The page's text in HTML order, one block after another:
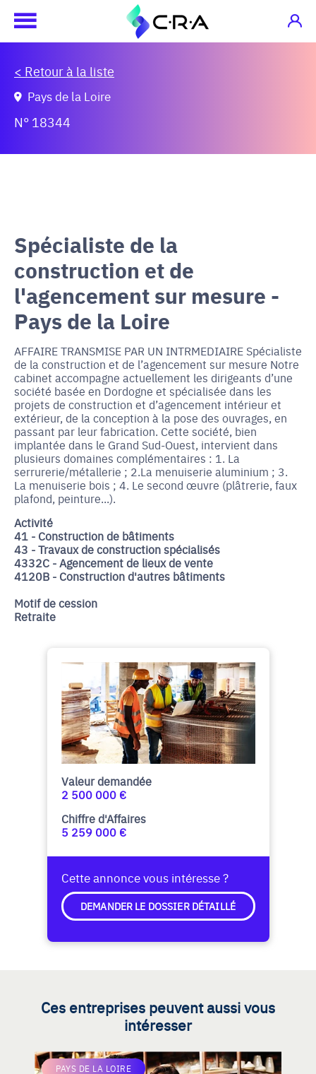
< Retour à la liste
N° 18344
Pays de la Loire
Spécialiste de la
construction et de
l'agencement sur mesure -
Pays de la Loire
AFFAIRE TRANSMISE PAR UN INTRMEDIAIRE Spécialiste
de la construction et de l’agencement sur mesure Notre
cabinet accompagne actuellement les dirigeants d’une
société basée en Dordogne et spécialisée dans les
projets de construction et d’agencement intérieur et
extérieur, de la conception à la pose des ouvrages, en
passant par leur fabrication. Cette société, bien
implantée dans le Grand Sud-Ouest, intervient dans
plusieurs domaines complémentaires : 1. La
serrurerie/métallerie ; 2.La menuiserie aluminium ; 3.
La menuiserie bois ; 4. Le second œuvre (plâtrerie, faux
plafond, peinture...).
Activité
41 - Construction de bâtiments
43 - Travaux de construction spécialisés
4332C - Agencement de lieux de vente
4120B - Construction d'autres bâtiments
Motif de cession
Retraite
Valeur demandée
2 500 000 €
Chiffre d'Affaires
5 259 000 €
Cette annonce vous intéresse ?
DEMANDER LE DOSSIER DÉTAILLÉ
Ces entreprises peuvent aussi vous
intéresser
PAYS DE LA LOIRE